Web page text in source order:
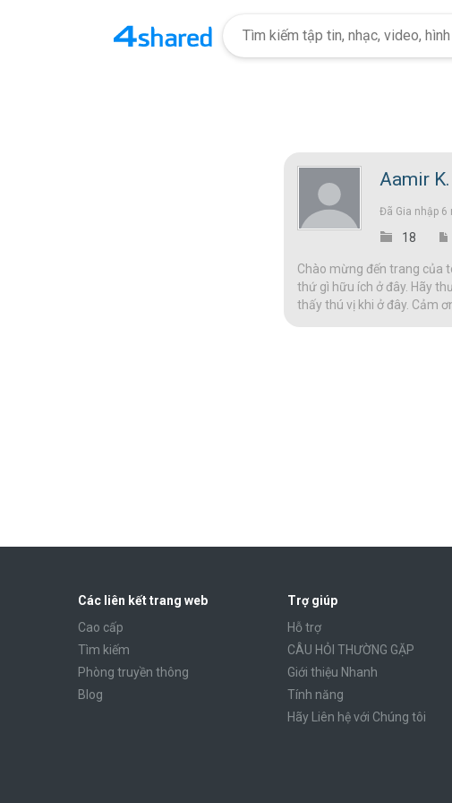
Aamir K.
Đã Gia nhập 6
18
Chào mừng đến trang của
thứ gì hữu ích ở đây. Hãy
thấy thú vị khi ở đây. Cảm
Các liên kết trang web
Cao cấp
Tìm kiếm
Phòng truyền thông
Blog
Trợ giúp
Hỗ trợ
CÂU HỎI THƯỜNG GẶP
Giới thiệu Nhanh
Tính năng
Hãy Liên hệ với Chúng tôi